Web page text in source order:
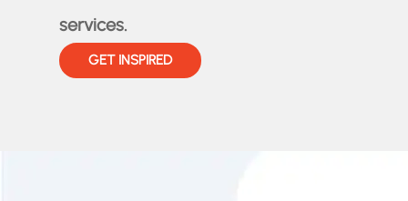
services.
GET INSPIRED